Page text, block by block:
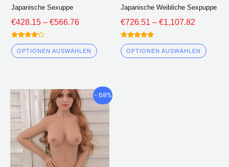
Japanische Sexuppe
€428.15 – €566.76
Bewertet
4.00
von 5
OPTIONEN AUSWÄHLEN
Produktseite
ausgewählt
werden
Japanische Weibliche Sexpuppe
€726.51 – €1,107.82
Bewertet
5.00
von 5
OPTIONEN AUSWÄHLEN
- 68%
Preisklasse:
€645.65
durch
€936.47
Dieses
Produkt
hat
mehrere
Varianten.